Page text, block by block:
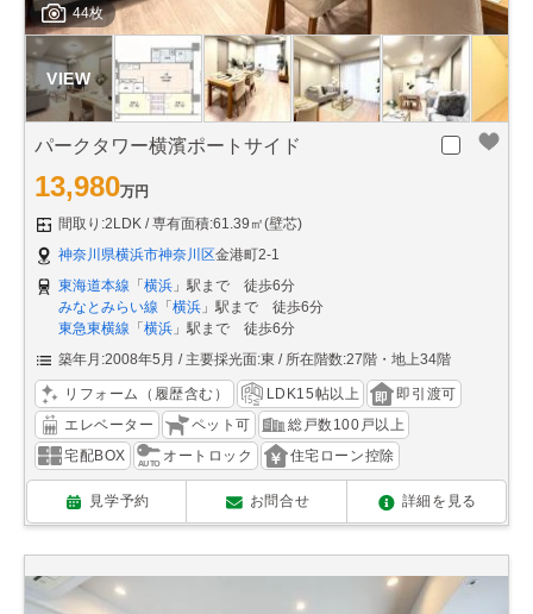
44枚
パークタワー横濱ポートサイド
13,980万円
間取り:2LDK
専有面積:61.39㎡(壁芯)
神奈川県横浜市神奈川区金港町2-1
東海道本線 「 横浜 」駅まで 徒歩6分
みなとみらい線 「 横浜 」駅まで 徒歩6分
東急東横線 「 横浜 」駅まで 徒歩6分
築年月:2008年5月
主要採光面:東 所在階数:27階・地上34階
リフォーム（履歴含む） LDK15帖以上
即引渡可
エレベーター
ペット可
総戸数100戸以上
宅配BOX
オートロック 住宅ローン控除
見学予約 お問合せ 詳細を見る